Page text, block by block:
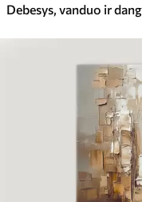
Debesys, vanduo ir